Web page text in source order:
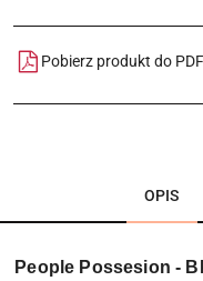
Pobierz produkt do PDF
OPIS
People Possesion -